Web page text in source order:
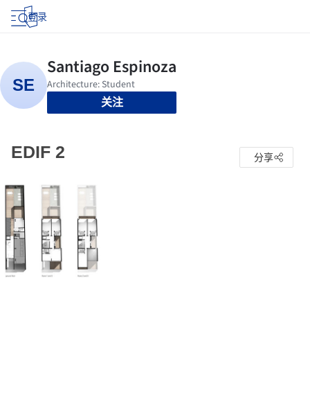
登录
关注
EDIF 2 分享